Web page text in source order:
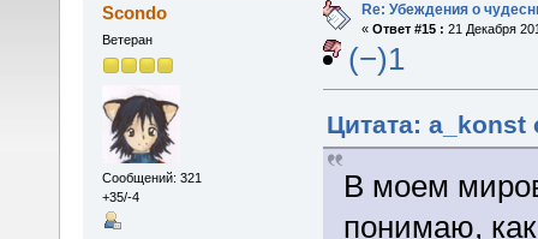
Scondo
Ветеран
Сообщений: 321
+35/-4
Re: Убеждения о
« Ответ #15 : 21 Декабря
(−)1
Цитата: a_konst
В моем
понимаю, как